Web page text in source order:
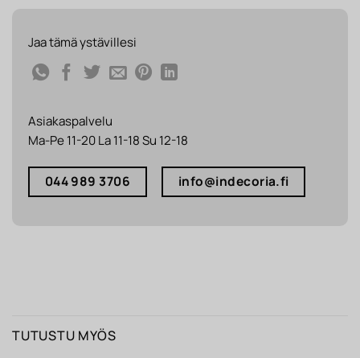
Jaa tämä ystävillesi
Asiakaspalvelu
Ma-Pe 11-20 La 11-18 Su 12-18
044 989 3706 info@indecoria.fi
TUTUSTU MYÖS